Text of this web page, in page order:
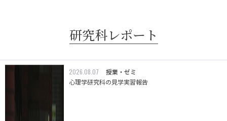
研究科レポート
2026.08.07
授業・ゼミ
心理学研究科の見学実習報告